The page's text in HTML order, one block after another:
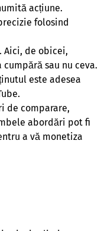
acțiune.
folosind
Aici, de obicei,
sau nu ceva.
este adesea
de comparare,
abordări pot fi
a vă monetiza